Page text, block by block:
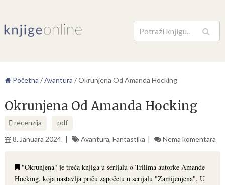
Pretraga
Početna /Avantura /Okrunjena Od Amanda Hocking
Okrunjena Od Amanda Hocking
recenzija
pdf
8. Januara 2024.
Avantura, Fantastika Nema komentara
"Okrunjena" je treća knjiga u serijalu o Trilima autorke Amande
Hocking, koja nastavlja priču započetu u serijalu "Zamijenjena". U